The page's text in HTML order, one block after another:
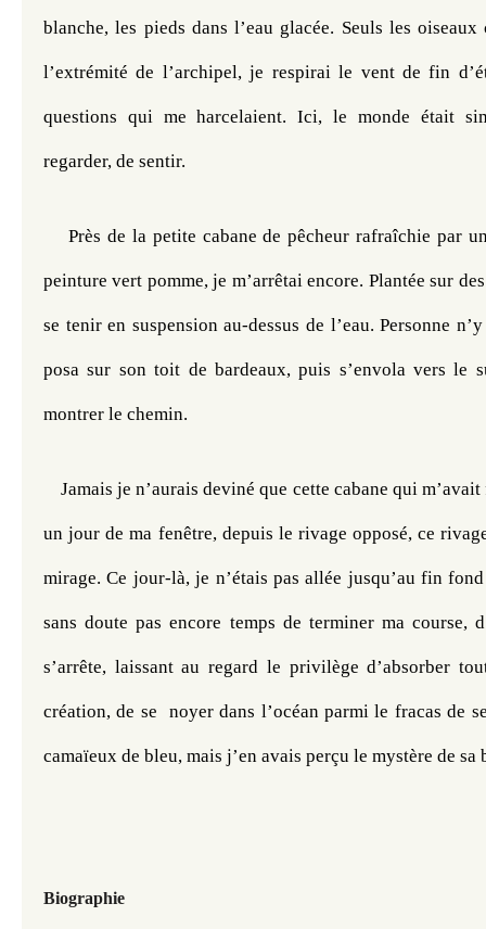
blanche, les pieds dans l’eau glacée. Seuls les oiseaux
l’extrémité de l’archipel, je respirai le vent de fin
questions qui me harcelaient. Ici, le monde était
regarder, de sentir.
Près de la petite cabane de pêcheur rafraîchie par
peinture vert pomme, je m’arrêtai encore. Plantée sur
se tenir en suspension au-dessus de l’eau. Personne
posa sur son toit de bardeaux, puis s’envola vers le
montrer le chemin.
Jamais je n’aurais deviné que cette cabane qui
un jour de ma fenêtre, depuis le rivage opposé, ce
mirage. Ce jour-là, je n’étais pas allée jusqu’au fin
sans doute pas encore temps de terminer ma course,
s’arrête, laissant au regard le privilège d’absorber
création, de se  noyer dans l’océan parmi le fracas de
camaïeux de bleu, mais j’en avais perçu le mystère de sa
Biographie